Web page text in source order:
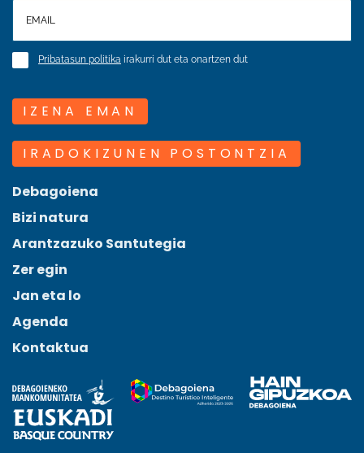
Pribatasun politika irakurri dut eta onartzen dut
IZENA EMAN
IRADOKIZUNEN POSTONTZIA
Debagoiena
Bizi natura
Arantzazuko Santutegia
Zer egin
Jan eta lo
Agenda
Kontaktua